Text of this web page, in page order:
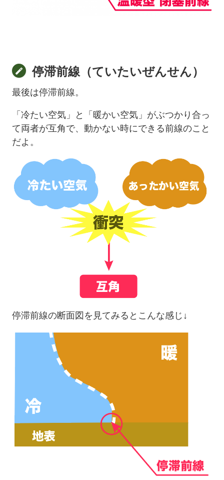
停滞前線（ていたいぜんせん）
最後は停滞前線。
「冷たい空気」と「暖かい空気」がぶつかり合っ
て両者が互角で、動かない時にできる前線のこと
だよ。
停滞前線の断面図を見てみるとこんな感じ↓